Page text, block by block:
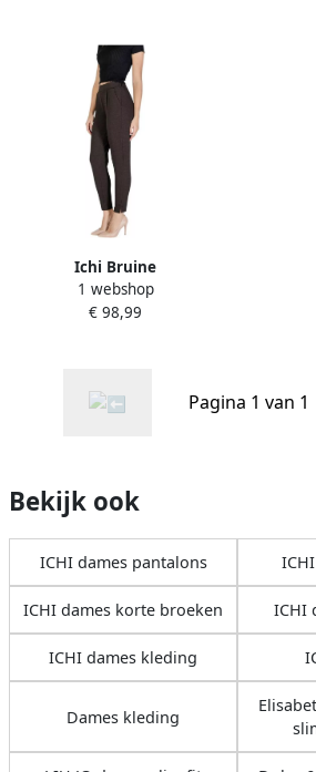
Ichi Bruine
ritsvastgemaakte herfst
winter broek Brown Dames
1 webshop
€ 98,99
Pagina 1 van 1
Bekijk ook
ICHI dames pantalons
ICHI dames korte broeken ICHI
ICHI dames kleding
Dames kleding